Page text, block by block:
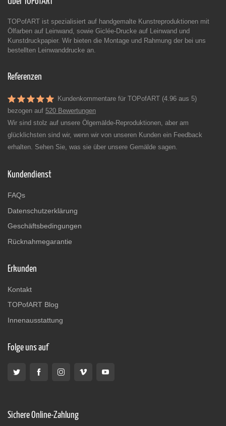
TOPofART ist spezialisiert auf handgemalte Kunstreproduktionen mit
Ölfarben auf Leinwand, sowie Giclée-Drucke auf Leinwand und
Kunstdruckpapier. Wir bieten die Montage und Rahmung der bei uns
bestellten Leinwanddrucke an.
Referenzen
Kundenkommentare für TOPofART (4.96 aus 5)
bezogen auf 520 Bewertungen
Wir sind stolz auf unsere Ölgemälde-Reproduktionen, aber am
glücklichsten sind wir, wenn wir von unseren Kunden ein Feedback
erhalten. Sehen Sie, was sie über unsere Gemälde sagen.
Kundendienst
FAQs
Datenschutzerklärung
Geschäftsbedingungen
Rücknahmegarantie
Erkunden
Kontakt
TOPofART Blog
Innenausstattung
Folge uns auf
Sichere Online-Zahlung